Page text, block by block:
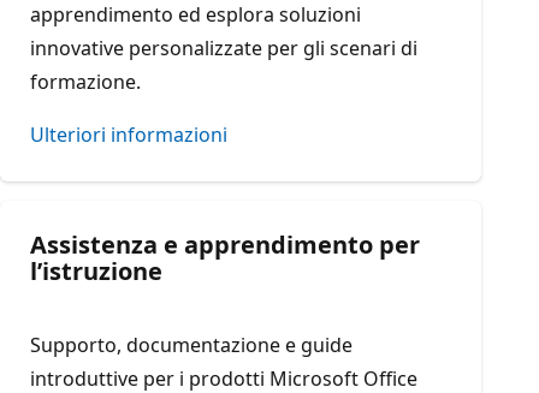
apprendimento ed esplora soluzioni
innovative personalizzate per gli scenari di
formazione.
Ulteriori informazioni
Assistenza e apprendimento per
l’istruzione
Supporto, documentazione e guide
introduttive per i prodotti Microsoft Office